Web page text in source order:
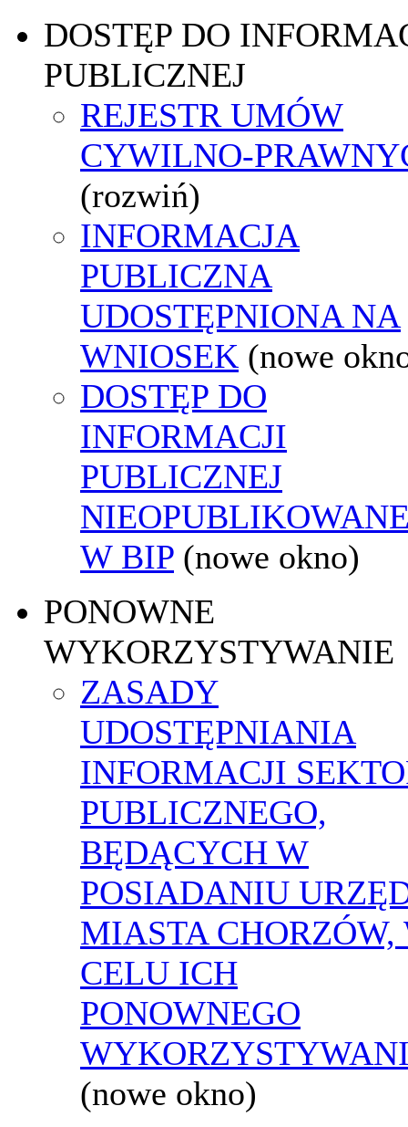
DOSTĘP DO
PUBLICZNEJ
REJESTR UMÓW
CYWILNO-
(rozwiń)
INFORMACJA
PUBLICZNA
UDOSTĘPNIONA NA
WNIOSEK (nowe
DOSTĘP DO
INFORMACJI
PUBLICZNEJ
W BIP (nowe okno)
PONOWNE
WYKORZYSTYWANIE
ZASADY
UDOSTĘPNIANIA
INFORMACJI
PUBLICZNEGO,
BĘDĄCYCH W
POSIADANIU
MIASTA CHORZÓW,
CELU ICH
PONOWNEGO
(nowe okno)